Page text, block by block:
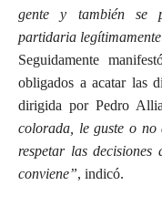
gente y también se
partidaria
Seguidamente
obligados a acatar las
dirigida por Pedro
colorada, le guste o
respetar las
conviene”, indicó.